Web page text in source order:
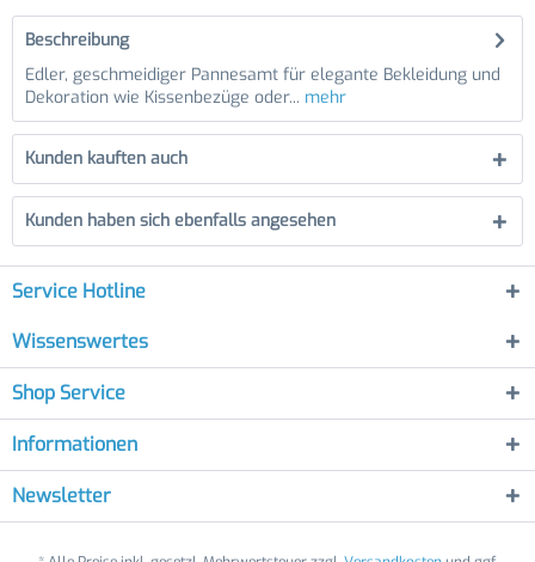
Beschreibung
Edler, geschmeidiger Pannesamt für elegante Bekleidung und
Dekoration wie Kissenbezüge oder... mehr
Kunden kauften auch
Kunden haben sich ebenfalls angesehen
Service Hotline
Wissenswertes
Shop Service
Informationen
Newsletter